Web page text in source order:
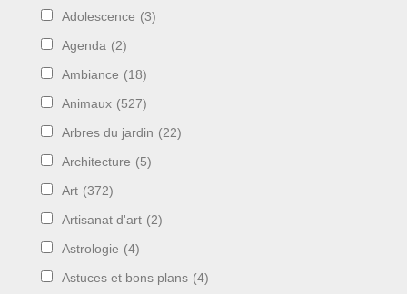
Adolescence (3)
Agenda (2)
Ambiance (18)
Animaux (527)
Arbres du jardin (22)
Architecture (5)
Art (372)
Artisanat d'art (2)
Astrologie (4)
Astuces et bons plans (4)